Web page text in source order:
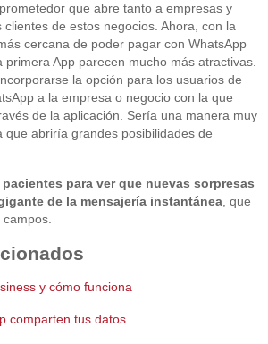
que abre tanto a empresas y
de estos negocios. Ahora, con la
cercana de poder pagar con WhatsApp
primera App parecen mucho más atractivas.
la opción para los usuarios de
a la empresa o negocio con la que
de la aplicación. Sería una manera muy
que abriría grandes posibilidades de
para ver que nuevas sorpresas
de la mensajería instantánea, que
y cómo funciona
comparten tus datos